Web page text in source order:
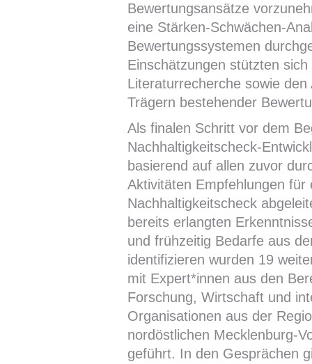
Bewertungsansätze
eine Stärken-Schwächen-
Bewertungssystemen
Einschätzungen stützten
Literaturrecherche sowie den
Trägern bestehender
Als finalen Schritt vor dem
Nachhaltigkeitscheck-
basierend auf allen zuvor
Aktivitäten Empfehlungen für
Nachhaltigkeitscheck
bereits erlangten
und frühzeitig Bedarfe aus
identifizieren wurden 19
mit Expert*innen aus den
Forschung, Wirtschaft und
Organisationen aus der
nordöstlichen Mecklenburg-
geführt. In den Gesprächen